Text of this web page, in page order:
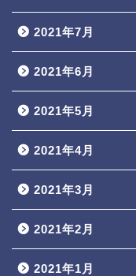
2021年7月
2021年6月
2021年5月
2021年4月
2021年3月
2021年2月
2021年1月